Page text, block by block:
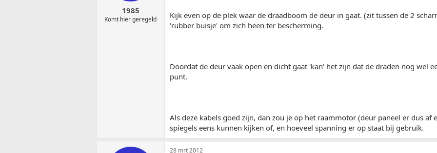
1985
Komt hier geregeld
Kijk even op de plek waar de draadboom de deur in gaat. (zit tussen de 2
'rubber buisje' om zich heen ter bescherming.
Doordat de deur vaak open en dicht gaat 'kan' het zijn dat de draden nog wel
punt.
Als deze kabels goed zijn, dan zou je op het raammotor (deur paneel er dus af
spiegels eens kunnen kijken of, en hoeveel spanning er op staat bij gebruik.
28 mrt 2012